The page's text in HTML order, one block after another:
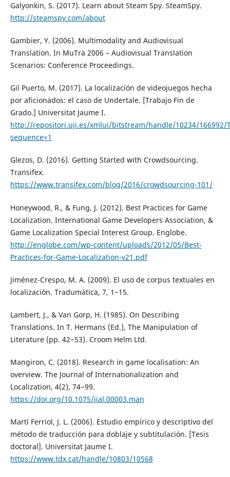
Galyonkin, S. (2017). Learn about Steam Spy. SteamSpy.
http://steamspy.com/about
Gambier, Y. (2006). Multimodality and Audiovisual
Translation. In MuTra 2006 – Audiovisual Translation
Scenarios: Conference Proceedings.
Gil Puerto, M. (2017). La localización de videojuegos hecha
por aficionados: el caso de Undertale. [Trabajo Fin de
Grado.] Universitat Jaume I.
http://repositori.uji.es/xmlui/bitstream/handle/10234/166992/
sequence=1
Glezos, D. (2016). Getting Started with Crowdsourcing.
Transifex.
https://www.transifex.com/blog/2016/crowdsourcing-101/
Honeywood, R., & Fung, J. (2012). Best Practices for Game
Localization. International Game Developers Association, &
Game Localization Special Interest Group. Englobe.
http://englobe.com/wp-content/uploads/2012/05/Best-
Practices-for-Game-Localization-v21.pdf
Jiménez-Crespo, M. A. (2009). El uso de corpus textuales en
localización. Tradumàtica, 7, 1−15.
Lambert, J., & Van Gorp, H. (1985). On Describing
Translations. In T. Hermans (Ed.), The Manipulation of
Literature (pp. 42−53). Croom Helm Ltd.
Mangiron, C. (2018). Research in game localisation: An
overview. The Journal of Internationalization and
Localization, 4(2), 74−99.
https://doi.org/10.1075/jial.00003.man
Martí Ferriol, J. L. (2006). Estudio empírico y descriptivo del
método de traducción para doblaje y subtitulación. [Tesis
doctoral]. Universitat Jaume I.
https://www.tdx.cat/handle/10803/10568